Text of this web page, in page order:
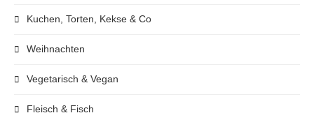
Kuchen, Torten, Kekse & Co
Weihnachten
Vegetarisch & Vegan
Fleisch & Fisch